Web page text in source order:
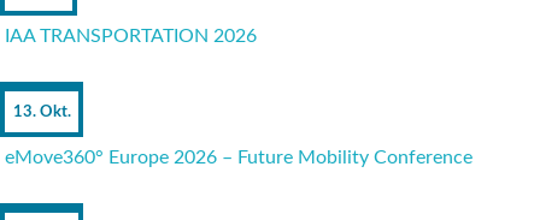
IAA TRANSPORTATION 2026
13. Okt.
eMove360° Europe 2026 – Future Mobility Conference